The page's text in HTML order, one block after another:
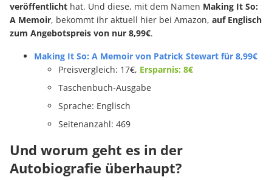
veröffentlicht hat. Und diese, mit dem Namen Making It So:
A Memoir, bekommt ihr aktuell hier bei Amazon, auf Englisch
zum Angebotspreis von nur 8,99€.
Making It So: A Memoir von Patrick Stewart für 8,99€
Preisvergleich: 17€, Ersparnis: 8€
Taschenbuch-Ausgabe
Sprache: Englisch
Seitenanzahl: 469
Und worum geht es in der
Autobiografie überhaupt?